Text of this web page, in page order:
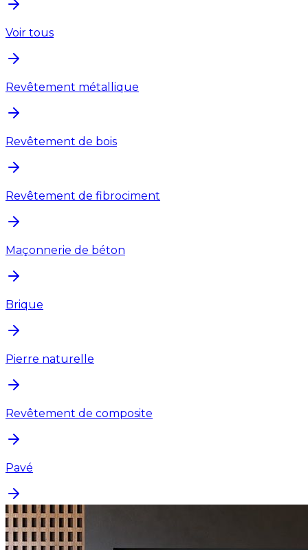
Voir tous
Revêtement métallique
Revêtement de bois
Revêtement de fibrociment
Maçonnerie de béton
Brique
Pierre naturelle
Revêtement de composite
Pavé